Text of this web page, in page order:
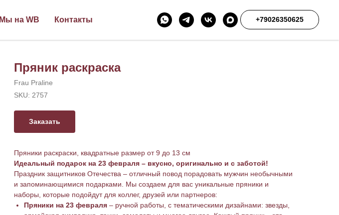
Мы на WB Контакты +79026350625
Пряник раскраска
Frau Praline
SKU: 2757
Заказать
Пряники раскраски, квадратные размер от 9 до 13 см
Идеальный подарок на 23 февраля – вкусно, оригинально и с заботой!
Праздник защитников Отечества – отличный повод порадовать мужчин необычными
и запоминающимися подарками. Мы создаем для вас уникальные пряники и
наборы, которые подойдут для коллег, друзей или партнеров:
Пряники на 23 февраля – ручной работы, с тематическими дизайнами: звезды,